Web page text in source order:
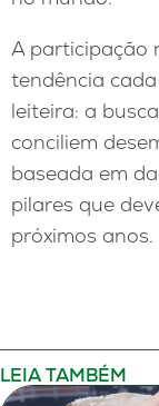
A participação
tendência
leiteira: a
conciliem
baseada em
pilares que
próximos anos.
LEIA TAMBÉM